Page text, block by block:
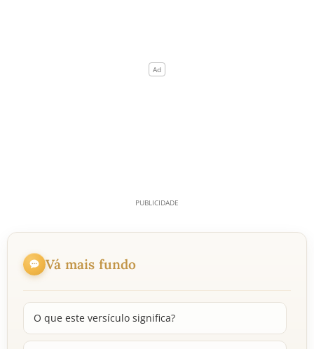
Vá mais fundo
O que este versículo significa?